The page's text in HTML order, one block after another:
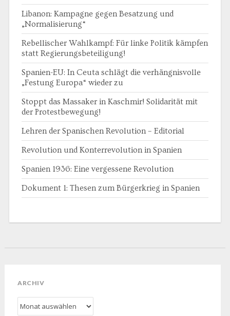
Libanon: Kampagne gegen Besatzung und
„Normalisierung“
Rebellischer Wahlkampf: Für linke Politik kämpfen
statt Regierungsbeteiligung!
Spanien-EU: In Ceuta schlägt die verhängnisvolle
„Festung Europa“ wieder zu
Stoppt das Massaker in Kaschmir! Solidarität mit
der Protestbewegung!
Lehren der Spanischen Revolution – Editorial
Revolution und Konterrevolution in Spanien
Spanien 1936: Eine vergessene Revolution
Dokument 1: Thesen zum Bürgerkrieg in Spanien
ARCHIV
Archiv